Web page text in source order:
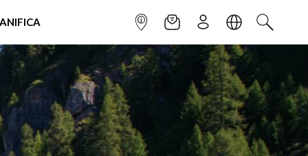
INFOPOINTNEWSLETTER
ISCRIVITILINGUACERCA